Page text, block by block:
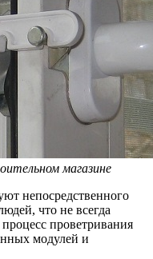
магазине
непосредственного
что не всегда
проветривания
модулей и